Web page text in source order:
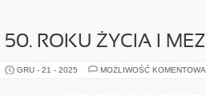
ROKU ŻYCIA I
GRU - 21 - 2025 MOŻLIWOŚĆ